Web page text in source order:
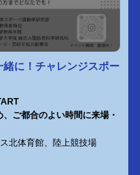
に！チャレンジスポー
ご都合のよい時間に来場・
北体育館、陸上競技場